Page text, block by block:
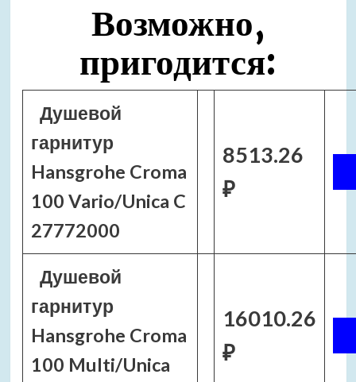
Возможно,
пригодится:
Душевой
гарнитур
Hansgrohe Croma
100 Vario/Unica C
27772000
8513.26
₽
Душевой
гарнитур
Hansgrohe Croma
100 Multi/Unica
16010.26
₽